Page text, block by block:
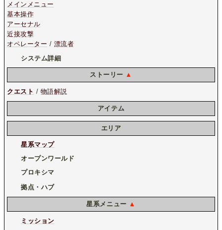
メインメニュー
基本操作
アーセナル
近接攻撃
オペレーター / 漂流者
システム詳細
ストーリー ▲
クエスト / 物語解説
アイテム
エリア
星系マップ
オープンワールド
プロキシマ
拠点・ハブ
星系メニュー ▲
ミッション